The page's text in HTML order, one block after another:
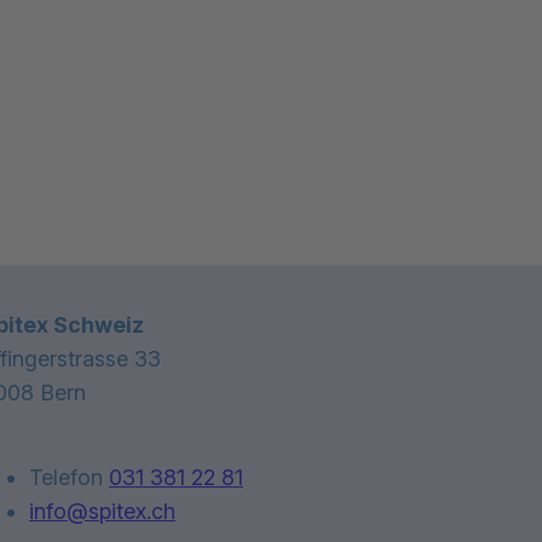
Schweiz
33
Bern
Telefon 031 381 22 81
info@spitex.ch